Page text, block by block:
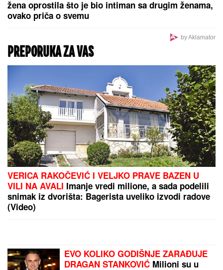
Srbija ide na Svetsko prvenstvo!
Velika pobeda u "Pioniru"